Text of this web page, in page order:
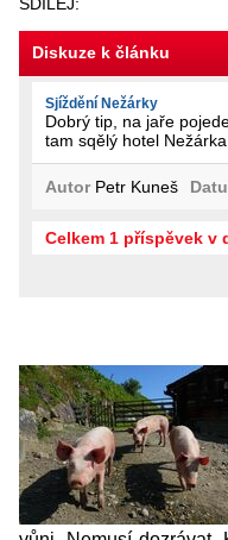
Diskuze k článku
Sjíždění Nežárky
Dobrý tip, na jaře
tam sqělý hotel Nežárka
AutorPetr Kuneš
Celkem 1 příspěvek v